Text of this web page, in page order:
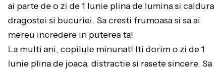
ai parte de o zi de 1 Iunie plina de lumina si caldura
dragostei si bucuriei. Sa cresti frumoasa si sa ai
mereu incredere in puterea ta!
La multi ani, copilule minunat! Iti dorim o zi de 1
Iunie plina de joaca, distractie si rasete sincere. Sa